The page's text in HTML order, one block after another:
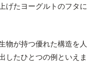
げたヨーグルトのフタに
物が持つ優れた構造を人
したひとつの例といえま